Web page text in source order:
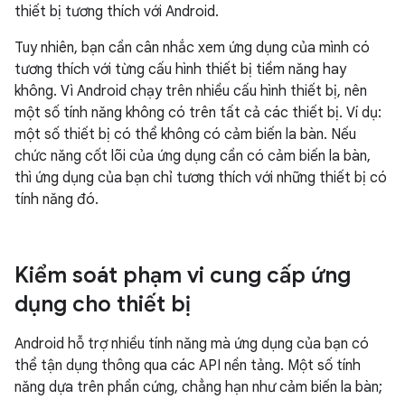
thiết bị tương thích với Android.
Tuy nhiên, bạn cần cân nhắc xem ứng dụng của mình có
tương thích với từng cấu hình thiết bị tiềm năng hay
không. Vì Android chạy trên nhiều cấu hình thiết bị, nên
một số tính năng không có trên tất cả các thiết bị. Ví dụ:
một số thiết bị có thể không có cảm biến la bàn. Nếu
chức năng cốt lõi của ứng dụng cần có cảm biến la bàn,
thì ứng dụng của bạn chỉ tương thích với những thiết bị có
tính năng đó.
Kiểm soát phạm vi cung cấp ứng
dụng cho thiết bị
Android hỗ trợ nhiều tính năng mà ứng dụng của bạn có
thể tận dụng thông qua các API nền tảng. Một số tính
năng dựa trên phần cứng, chẳng hạn như cảm biến la bàn;